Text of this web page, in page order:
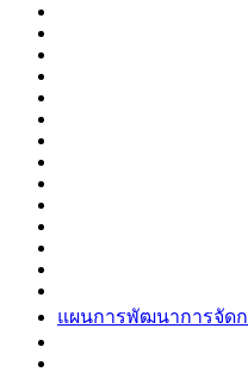
แผนการพัฒนาการจัด